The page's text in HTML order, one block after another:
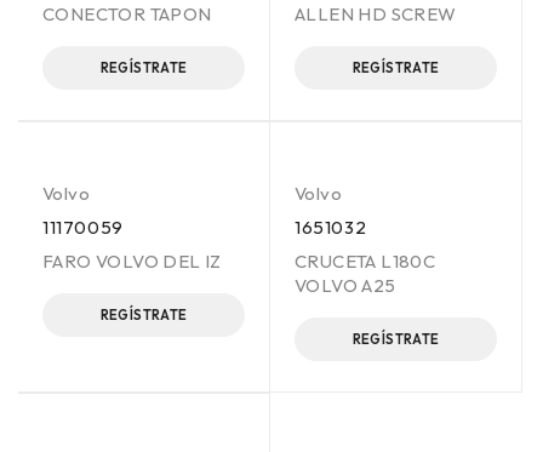
CONECTOR TAPON
REGÍSTRATE
ALLEN HD SCREW
REGÍSTRATE
Volvo
11170059
FARO VOLVO DEL IZ
REGÍSTRATE
Volvo
1651032
CRUCETA L180C
VOLVO A25
REGÍSTRATE